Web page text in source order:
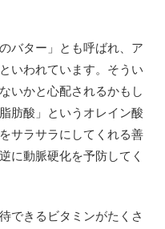
バター」とも呼ばれ、ア
いわれています。そうい
いかと心配されるかもし
肪酸」というオレイン酸
サラサラにしてくれる善
に動脈硬化を予防してく
できるビタミンがたくさ